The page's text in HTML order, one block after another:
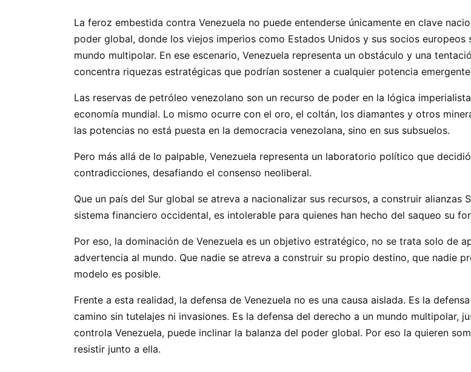
La feroz embestida contra Venezuela no puede entenderse únicamente en clave
poder global, donde los viejos imperios como Estados Unidos y sus socios
mundo multipolar. En ese escenario, Venezuela representa un obstáculo y una
concentra riquezas estratégicas que podrían sostener a cualquier potencia
Las reservas de petróleo venezolano son un recurso de poder en la lógica
economía mundial. Lo mismo ocurre con el oro, el coltán, los diamantes y otros
las potencias no está puesta en la democracia venezolana, sino en sus subsuelos.
Pero más allá de lo palpable, Venezuela representa un laboratorio político que
contradicciones, desafiando el consenso neoliberal.
Que un país del Sur global se atreva a nacionalizar sus recursos, a construir alianzas
sistema financiero occidental, es intolerable para quienes han hecho del saqueo su
Por eso, la dominación de Venezuela es un objetivo estratégico, no se trata solo de
advertencia al mundo. Que nadie se atreva a construir su propio destino, que nadie
modelo es posible.
Frente a esta realidad, la defensa de Venezuela no es una causa aislada. Es la
camino sin tutelajes ni invasiones. Es la defensa del derecho a un mundo multipolar,
controla Venezuela, puede inclinar la balanza del poder global. Por eso la quieren
resistir junto a ella.